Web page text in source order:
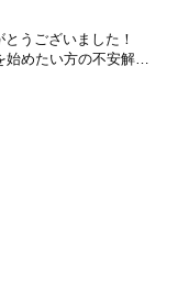
work
うございました！
始めたい方の不安解消
イフを送っていただ
ましたらコメントを
～～～～～～～～